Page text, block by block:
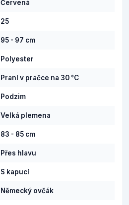
Červená
25
95 - 97 cm
Polyester
Praní v pračce na 30 °C
Podzim
Velká plemena
83 - 85 cm
Přes hlavu
S kapucí
Německý ovčák